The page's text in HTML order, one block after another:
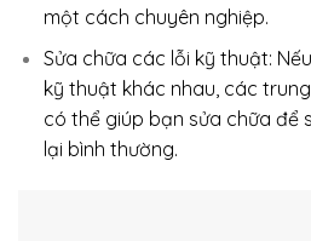
một cách chuyên nghiệp.
Sửa chữa các lỗi kỹ thuật:
kỹ thuật khác nhau, các
có thể giúp bạn sửa chữa để
lại bình thường.